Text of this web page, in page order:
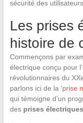
sécurité des utilisateurs.
Les prises
histoire de
Commençons par
électrique conçu pour
révolutionnaires du
parlons ici de la ‘prise
qui témoigne d’un
des prises électriques